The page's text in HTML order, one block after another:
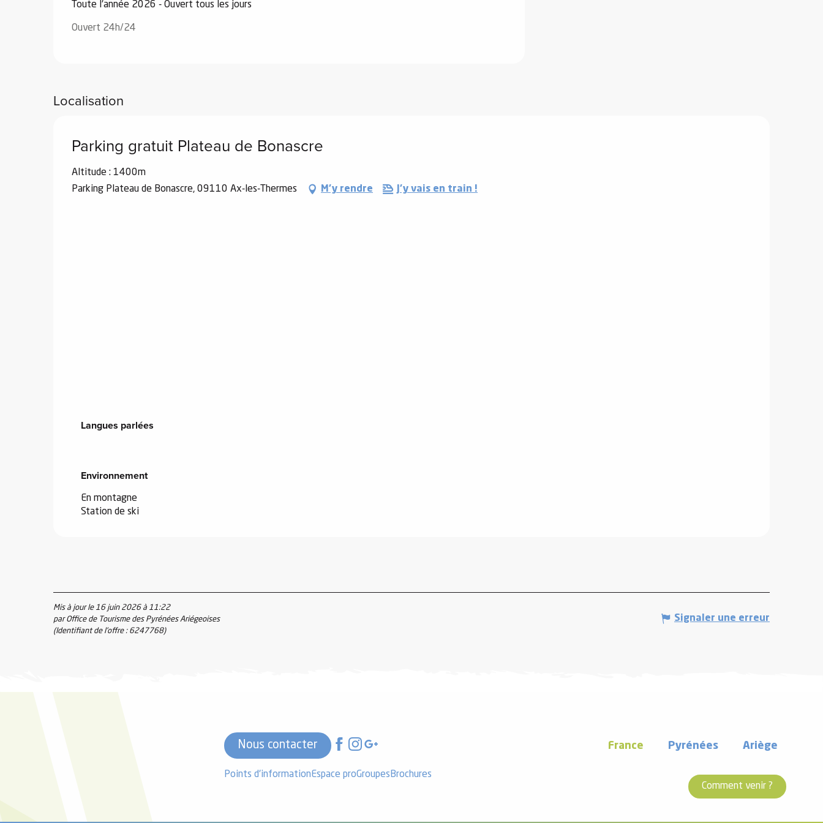
Toute l'année 2026 - Ouvert tous les jours
Ouvert 24h/24
Localisation
Parking gratuit Plateau de Bonascre
Altitude : 1400m
Parking Plateau de Bonascre, 09110 Ax-les-Thermes
M'y rendre J'y vais en train !
Langues parlées
Langues parlées
Environnement
Environnement
En montagne
Station de ski
Mis à jour le 16 juin 2026 à 11:22
par Office de Tourisme des Pyrénées Ariégeoises
(Identifiant de l'offre : 6247768)
Signaler une erreur
Nous contacter
Points d'informationEspace proGroupesBrochures
France Pyrénées Ariège
Comment venir ?